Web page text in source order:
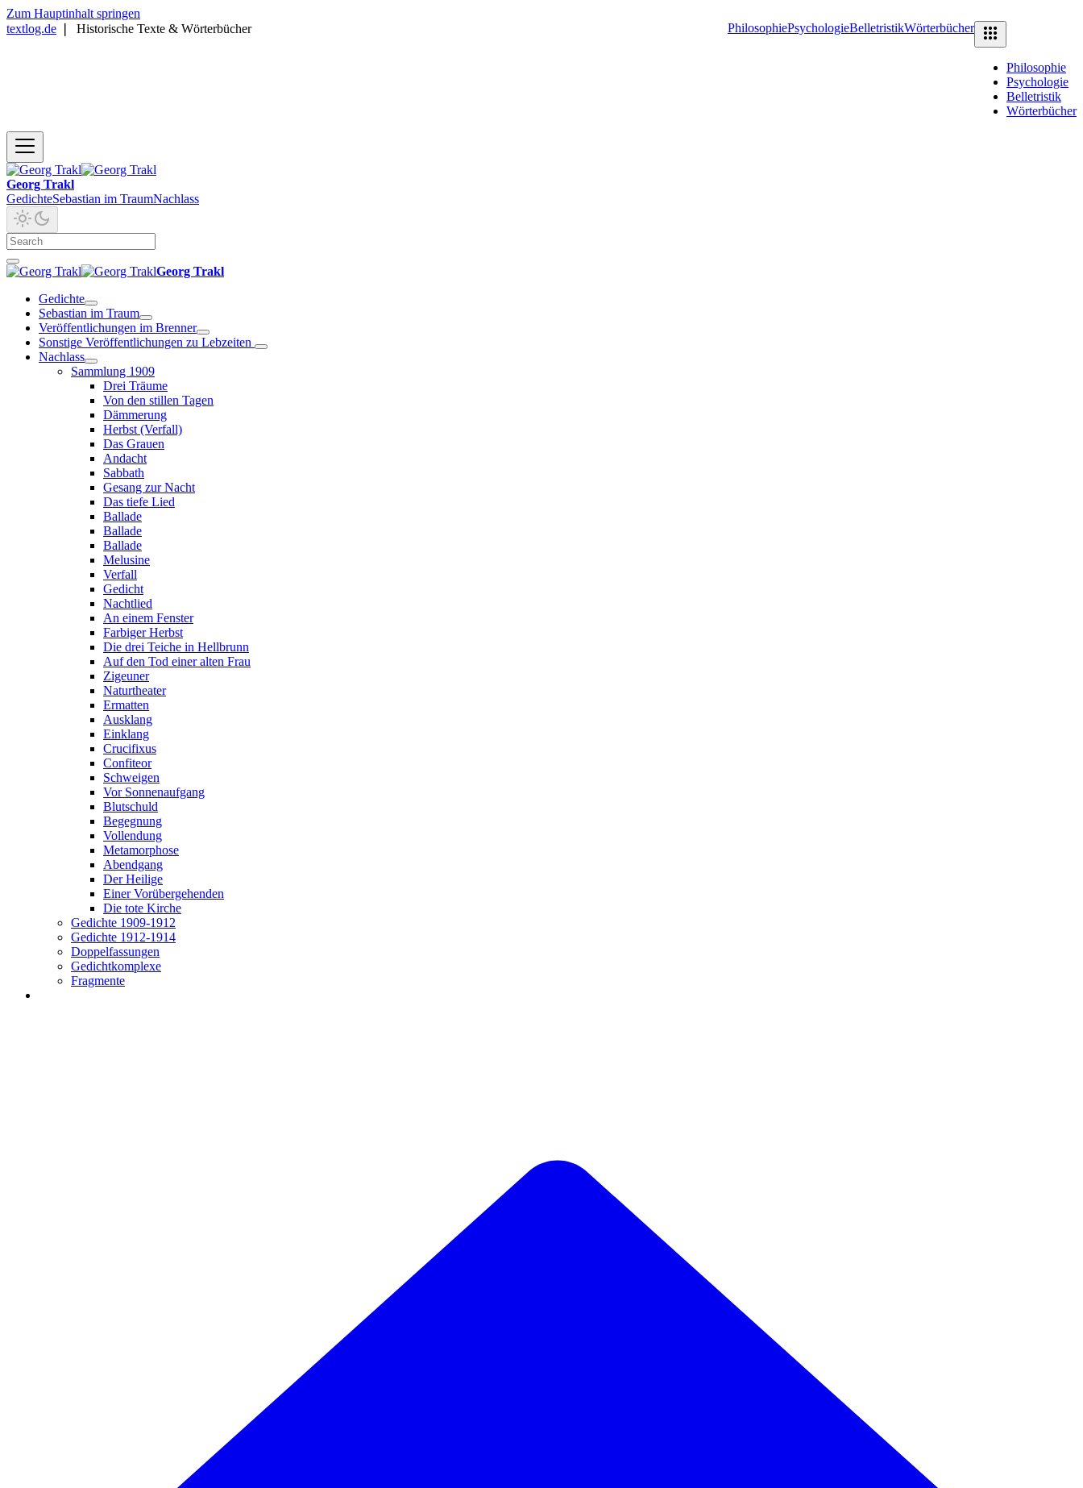
Zum Hauptinhalt springen
textlog.de
Historische Texte & Wörterbücher PhilosophiePsychologieBelletristikWörterbücher
Philosophie
Psychologie
Belletristik
Wörterbücher
Georg Trakl
GedichteSebastian im TraumNachlass
Georg Trakl
Gedichte
Sebastian im Traum
Veröffentlichungen im Brenner
Sonstige Veröffentlichungen zu Lebzeiten
Nachlass
Sammlung 1909
Drei Träume
Von den stillen Tagen
Dämmerung
Herbst (Verfall)
Das Grauen
Andacht
Sabbath
Gesang zur Nacht
Das tiefe Lied
Ballade
Ballade
Ballade
Melusine
Verfall
Gedicht
Nachtlied
An einem Fenster
Farbiger Herbst
Die drei Teiche in Hellbrunn
Auf den Tod einer alten Frau
Zigeuner
Naturtheater
Ermatten
Ausklang
Einklang
Crucifixus
Confiteor
Schweigen
Vor Sonnenaufgang
Blutschuld
Begegnung
Vollendung
Metamorphose
Abendgang
Der Heilige
Einer Vorübergehenden
Die tote Kirche
Gedichte 1909-1912
Gedichte 1912-1914
Doppelfassungen
Gedichtkomplexe
Fragmente